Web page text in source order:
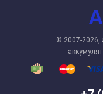
© 2007-2026,